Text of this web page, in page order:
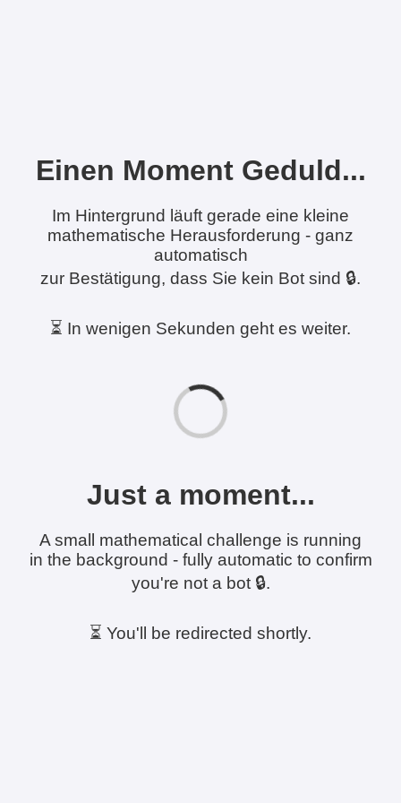
Einen Moment Geduld...
Im Hintergrund läuft gerade eine kleine
mathematische Herausforderung - ganz
automatisch
zur Bestätigung, dass Sie kein Bot sind 🔒.
⏳ In wenigen Sekunden geht es weiter.
Just a moment...
A small mathematical challenge is running
in the background - fully automatic to confirm
you're not a bot 🔒.
⏳ You'll be redirected shortly.